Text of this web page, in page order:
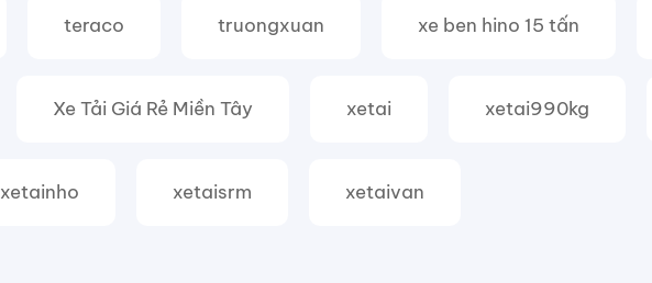
teraco truongxuan xe ben hino 15 tấn
Xe Tải Giá Rẻ Miền Tây xetai xetai990kg
xetainho xetaisrm xetaivan